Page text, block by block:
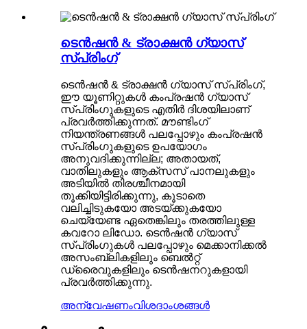
ടെൻഷൻ & ട്രാക്ഷൻ ഗ്യാസ്
സ്പ്രിംഗ്
ടെൻഷൻ & ട്രാക്ഷൻ ഗ്യാസ് സ്പ്രിംഗ്,
ഈ യൂണിറ്റുകൾ കംപ്രഷൻ ഗ്യാസ്
സ്പ്രിംഗുകളുടെ എതിർ ദിശയിലാണ്
പ്രവർത്തിക്കുന്നത്. മൗണ്ടിംഗ്
നിയന്ത്രണങ്ങൾ പലപ്പോഴും കംപ്രഷൻ
സ്പ്രിംഗുകളുടെ ഉപയോഗം
അനുവദിക്കുന്നില്ല; അതായത്,
വാതിലുകളും ആക്സസ് പാനലുകളും
അടിയിൽ തിരശ്ചീനമായി
തൂക്കിയിട്ടിരിക്കുന്നു, കൂടാതെ
വലിച്ചിടുകയോ അടയ്ക്കുകയോ
ചെയ്യേണ്ട ഏതെങ്കിലും തരത്തിലുള്ള
കവറോ ലിഡോ. ടെൻഷൻ ഗ്യാസ്
സ്പ്രിംഗുകൾ പലപ്പോഴും മെക്കാനിക്കൽ
അസംബ്ലികളിലും ബെൽറ്റ്
ഡ്രൈവുകളിലും ടെൻഷനറുകളായി
പ്രവർത്തിക്കുന്നു.
അന്വേഷണംവിശദാംശങ്ങൾ